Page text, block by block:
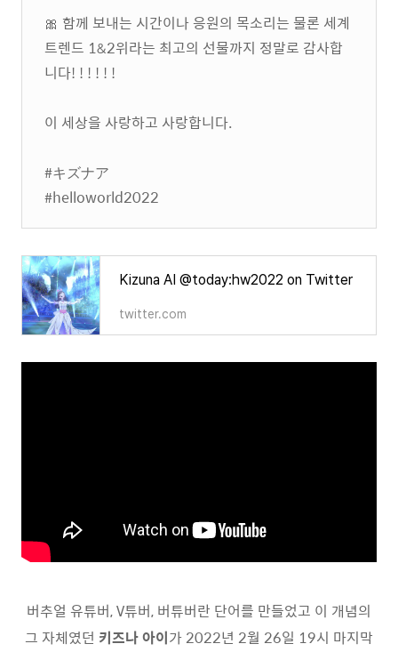
🎀 함께 보내는 시간이나 응원의 목소리는 물론 세계
트렌드 1&2위라는 최고의 선물까지 정말로 감사합
니다! ! ! ! ! !
이 세상을 사랑하고 사랑합니다.
#キズナア
#helloworld2022
Kizuna AI @today:hw2022 on Twitter
twitter.com
버추얼 유튜버, V튜버, 버튜버란 단어를 만들었고 이 개념의
그 자체였던 키즈나 아이가 2022년 2월 26일 19시 마지막